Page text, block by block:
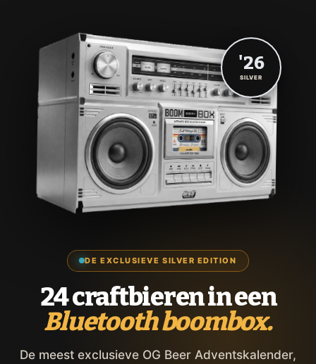
DE EXCLUSIEVE SILVER EDITION
24 craftbieren in een
Bluetooth boombox.
De meest exclusieve OG Beer Adventskalender,
'26
SILVER